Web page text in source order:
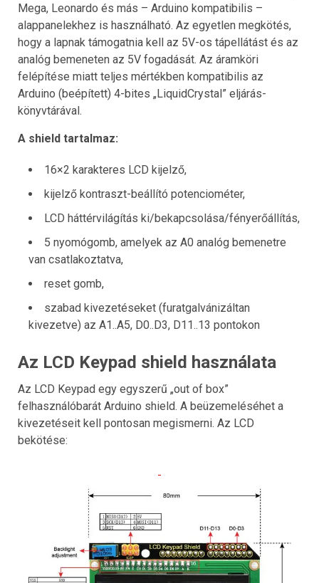
Mega, Leonardo és más – Arduino kompatibilis –
alappanelekhez is használható. Az egyetlen megkötés,
hogy a lapnak támogatnia kell az 5V-os tápellátást és az
analóg bemeneten az 5V fogadását. Az áramköri
felépítése miatt teljes mértékben kompatibilis az
Arduino (beépített) 4-bites „LiquidCrystal” eljárás-
könyvtárával.
A shield tartalmaz:
16×2 karakteres LCD kijelző,
kijelző kontraszt-beállító potenciométer,
LCD háttérvilágítás ki/bekapcsolása/fényerőállítás,
5 nyomógomb, amelyek az A0 analóg bemenetre
van csatlakoztatva,
reset gomb,
szabad kivezetéseket (furatgalvánizáltan
kivezetve) az A1..A5, D0..D3, D11..13 pontokon
Az LCD Keypad shield használata
Az LCD Keypad egy egyszerű „out of box”
felhasználóbarát Arduino shield. A beüzemeléséhet a
kivezetéseit kell pontosan megismerni. Az LCD
bekötése: